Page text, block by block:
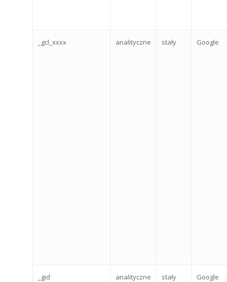
_gcl_xxxx analityczne stały Google
_gid analityczne stały Google